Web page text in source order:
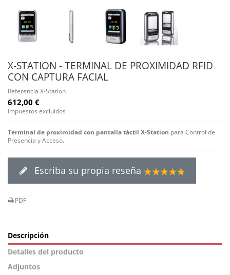
X-STATION - TERMINAL DE PROXIMIDAD RFID
CON CAPTURA FACIAL
Referencia X-Station
612,00 €
Impuestos excluidos
Terminal de proximidad con pantalla táctil X-Station para Control de
Presencia y Acceso.
Escriba su propia reseña
PDF
Descripción
Detalles del producto
Adjuntos